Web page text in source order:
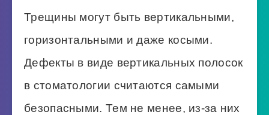
Трещины могут быть вертикальными,
горизонтальными и даже косыми.
Дефекты в виде вертикальных полосок
в стоматологии считаются самыми
безопасными. Тем не менее, из-за них